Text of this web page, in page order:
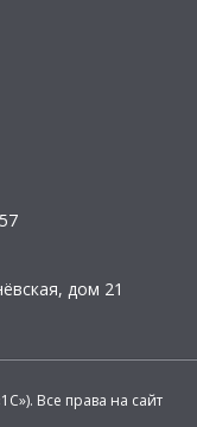
дом 21
Все права на сайт